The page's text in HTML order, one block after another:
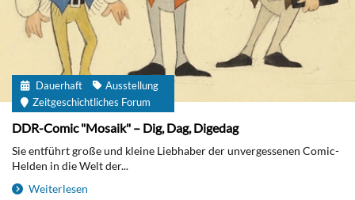
Dauerhaft
Ausstellung
Zeitgeschichtliches Forum
DDR-Comic "Mosaik" – Dig, Dag, Digedag
Sie entführt große und kleine Liebhaber der unvergessenen Comic-
Helden in die Welt der...
Weiterlesen